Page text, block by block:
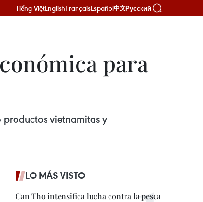
Tiếng ViệtEnglishFrançaisEspañol中文Русский
para
vietnamitas y
LO MÁS VISTO
Can Tho intensifica lucha contra la pesca